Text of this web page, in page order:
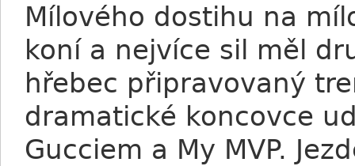
Mílového dostihu na
koní a nejvíce sil měl
hřebec připravovaný
dramatické koncovce
Gucciem a My MVP.